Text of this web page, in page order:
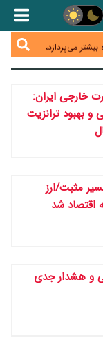
خرید دینار در
جنگ کریدورها وارد فاز جدید شد؛ سرمایه‌گذاری ۳۴۵
می‌پردازد،
بانک رفاه
خارجی ایران:
و بهبود ترانزیت
مثبت/ارز
اقتصاد شد
و هشدار جدی